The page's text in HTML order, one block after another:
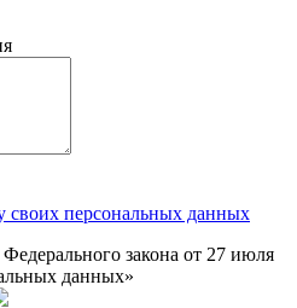
своих персональных данных
закона от 27 июля
данных»